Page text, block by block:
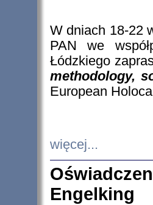
W dniach 18-22
PAN we
Łódzkiego
methodology,
European
więcej...
Engelking